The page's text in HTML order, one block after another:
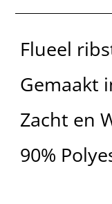
Flueel
Gemaakt
Zacht en
90%